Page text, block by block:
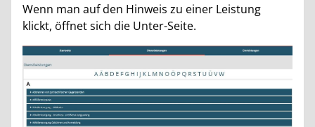
Wenn man auf den Hinweis zu einer Leistung
klickt, öffnet sich die Unter-Seite.